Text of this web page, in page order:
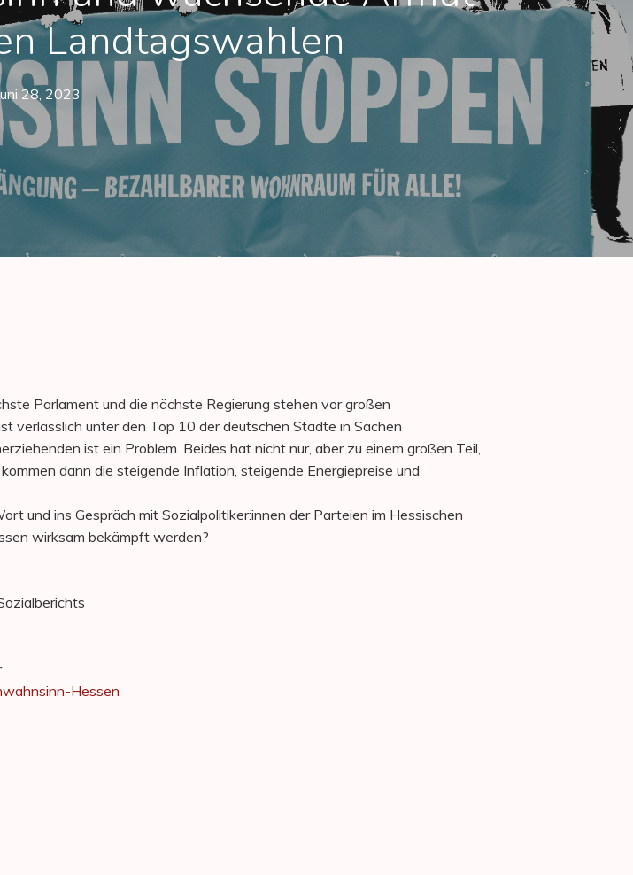
Landtagswahlen
28, 2023
Parlament und die nächste Regierung stehen vor großen
verlässlich unter den Top 10 der deutschen Städte in Sachen
ist ein Problem. Beides hat nicht nur, aber zu einem großen Teil,
dann die steigende Inflation, steigende Energiepreise und
und ins Gespräch mit Sozialpolitiker:innen der Parteien im Hessischen
wirksam bekämpft werden?
Hessen